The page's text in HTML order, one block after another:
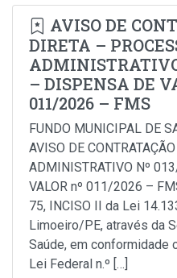
AVISO DE
DIRETA –
– DISPENSA DE
011/2026 – FMS
FUNDO MUNICIPAL DE
AVISO DE
ADMINISTRATIVO Nº
VALOR nº 011/2026 –
75, INCISO II da Lei
Limoeiro/PE, através da
Saúde, em conformidade
Lei Federal n.º […]